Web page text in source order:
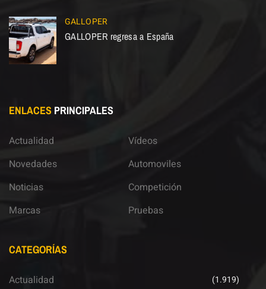
GALLOPER
GALLOPER regresa a España
ENLACES PRINCIPALES
Actualidad
Novedades
Noticias
Marcas
Vídeos
Automoviles
Competición
Pruebas
CATEGORÍAS
Actualidad (1.919)